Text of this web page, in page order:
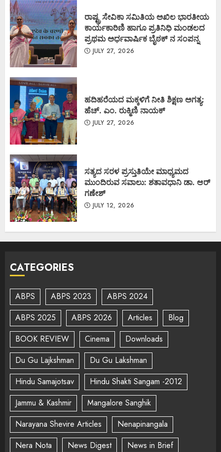
ರಾಷ್ಟ್ರ ಸೇವಿಕಾ ಸಮಿತಿಯ ಅಖಿಲ ಭಾರತೀಯ
ಕಾರ್ಯಕಾರಿಣಿ ಹಾಗೂ ಪ್ರತಿನಿಧಿ ಮಂಡಲದ
ಪ್ರಥಮ ಅರ್ಧವಾರ್ಷಿಕ ಬೈಠಕ್ ನ ಸಂಪನ್ನ
JULY 27, 2026
ಹದಿಹರೆಯದ ಮಕ್ಕಳಿಗೆ ನೀತಿ ಶಿಕ್ಷಣ ಅಗತ್ಯ:
ಹೆಚ್. ಎಂ. ರುಕ್ಮಿಣಿ ನಾಯಕ್
JULY 27, 2026
ಸತ್ಯದ ಸರಳ ಪ್ರಸ್ತುತಿಯೇ ಮಾಧ್ಯಮದ
ಮುಂದಿರುವ ಸವಾಲು: ಶತಾವಧಾನಿ ಡಾ. ಆರ್
ಗಣೇಶ್
JULY 12, 2026
CATEGORIES
ABPS ABPS 2023
ABPS 2024
ABPS 2025
ABPS 2026 Articles
Blog
BOOK REVIEW
Cinema
Downloads
Du Gu Lajkshman
Du Gu Lakshman
Hindu Samajotsav
Hindu Shakti Sangam -2012
Jammu & Kashmir
Mangalore Sanghik
Narayana Shevire Articles
Nenapinangala
Nera Nota
News Digest
News in Brief